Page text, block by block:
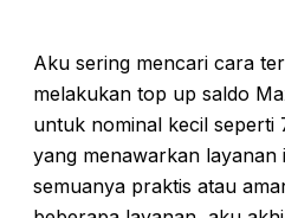
Aku sering mencari cara
melakukan top up saldo
untuk nominal kecil
yang menawarkan layanan
semuanya praktis atau